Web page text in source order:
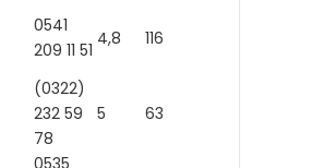
0541
209 11 51
4,8 116
(0322)
232 59
78
5 63
0535